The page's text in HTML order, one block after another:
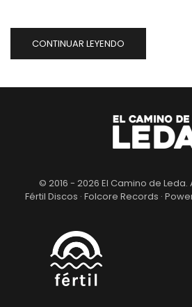
CONTINUAR LEYENDO
© 2016 - 2026 El Camino de
Fértil Discos · Folcore Records ·